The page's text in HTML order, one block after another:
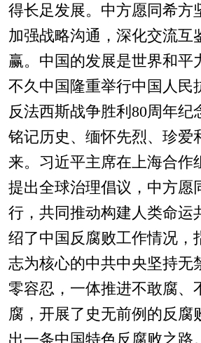
得长足发展。中方愿同希方
加强战略沟通，深化交流互
赢。中国的发展是世界和平
不久中国隆重举行中国人民
反法西斯战争胜利80周年纪
铭记历史、缅怀先烈、珍爱
来。习近平主席在上海合作
提出全球治理倡议，中方愿
行，共同推动构建人类命运
绍了中国反腐败工作情况，
志为核心的中共中央坚持无
零容忍，一体推进不敢腐、
腐，开展了史无前例的反腐